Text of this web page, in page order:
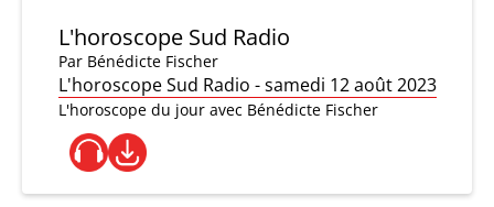
L'horoscope Sud Radio
Par Bénédicte Fischer
L'horoscope Sud Radio - samedi 12 août 2023
L'horoscope du jour avec Bénédicte Fischer